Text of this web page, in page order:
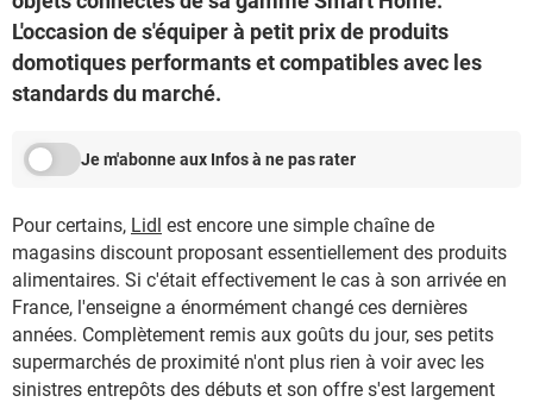
L'occasion de s'équiper à petit prix de produits
domotiques performants et compatibles avec les
standards du marché.
Je m'abonne aux Infos à ne pas rater
Pour certains, Lidl est encore une simple chaîne de
magasins discount proposant essentiellement des produits
alimentaires. Si c'était effectivement le cas à son arrivée en
France, l'enseigne a énormément changé ces dernières
années. Complètement remis aux goûts du jour, ses petits
supermarchés de proximité n'ont plus rien à voir avec les
sinistres entrepôts des débuts et son offre s'est largement